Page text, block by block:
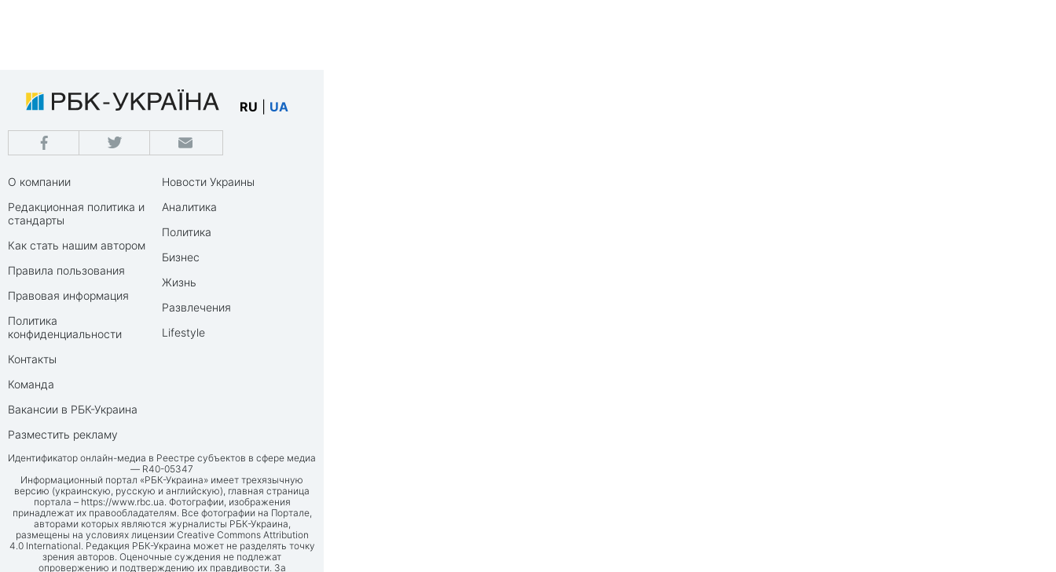
RU UA
О компании
Редакционная политика и
стандарты
Как стать нашим автором
Правила пользования
Правовая информация
Политика
конфиденциальности
Контакты
Команда
Вакансии в РБК-Украина
Разместить рекламу
Новости Украины
Аналитика
Политика
Бизнес
Жизнь
Развлечения
Lifestyle
Идентификатор онлайн-медиа в Реестре субъектов в сфере медиа
— R40-05347
Информационный портал «РБК-Украина» имеет трехязычную
версию (украинскую, русскую и английскую), главная страница
портала – https://www.rbc.ua. Фотографии, изображения
принадлежат их правообладателям. Все фотографии на Портале,
авторами которых являются журналисты РБК-Украина,
размещены на условиях лицензии Creative Commons Attribution
4.0 International. Редакция РБК-Украина может не разделять точку
зрения авторов. Оценочные суждения не подлежат
опровержению и подтверждению их правдивости. За